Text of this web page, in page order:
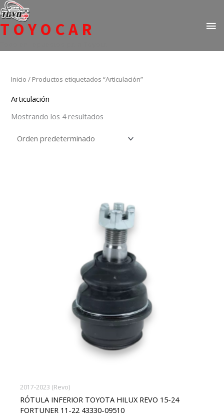
Ir
al
contenido
TOYOCAR
Inicio / Productos etiquetados “Articulación”
Articulación
Mostrando los 4 resultados
2017-2023 (Revo)
RÓTULA INFERIOR TOYOTA HILUX REVO 15-24
FORTUNER 11-22 43330-09510